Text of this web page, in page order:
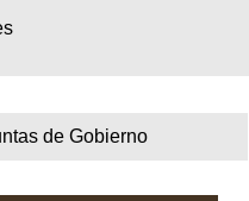
de Gobierno